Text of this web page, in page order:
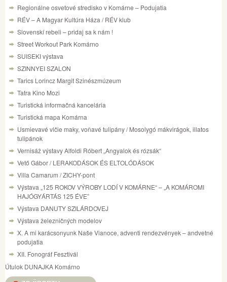
Regionálne osvetové stredisko v Komárne – Podujatia
RÉV – A Magyar Kultúra Háza / RÉV klub
Slovenskí rebeli – pridaj sa k nám !
Street Workout Park Komárno
SUISEKI výstava
SZINNYEI SZALON
Tarics Lorincz Margit Szinészmúzeum
Tatra Kino Mozi
Turistická informačná kancelária
Turistická mapa Komárna
Usmievavé vlčie maky, voňavé tulipány / Mosolygó mákvirágok, illatos
tulipánok
Vernisáž výstavy Alfoldi Róbert „Angyalok és rózsák“
Vető Gábor / LERAKODÁSOK ÉS ELTOLÓDÁSOK
Villa Camarum / ZICHY-pont
Výstava „125 ROKOV VÝROBY LODÍ V KOMÁRNE“ – „A KOMÁROMI
HAJÓGYÁRTÁS 125 ÉVE”
Výstava DANUTY SZILÁRDOVEJ
Výstava železničných modelov
X. A mi karácsonyunk Naše Vianoce, adventi rendezvények – andvetné
podujatia
XII. Fonográf Fesztivál
Útulok DUNAJKA Komárno